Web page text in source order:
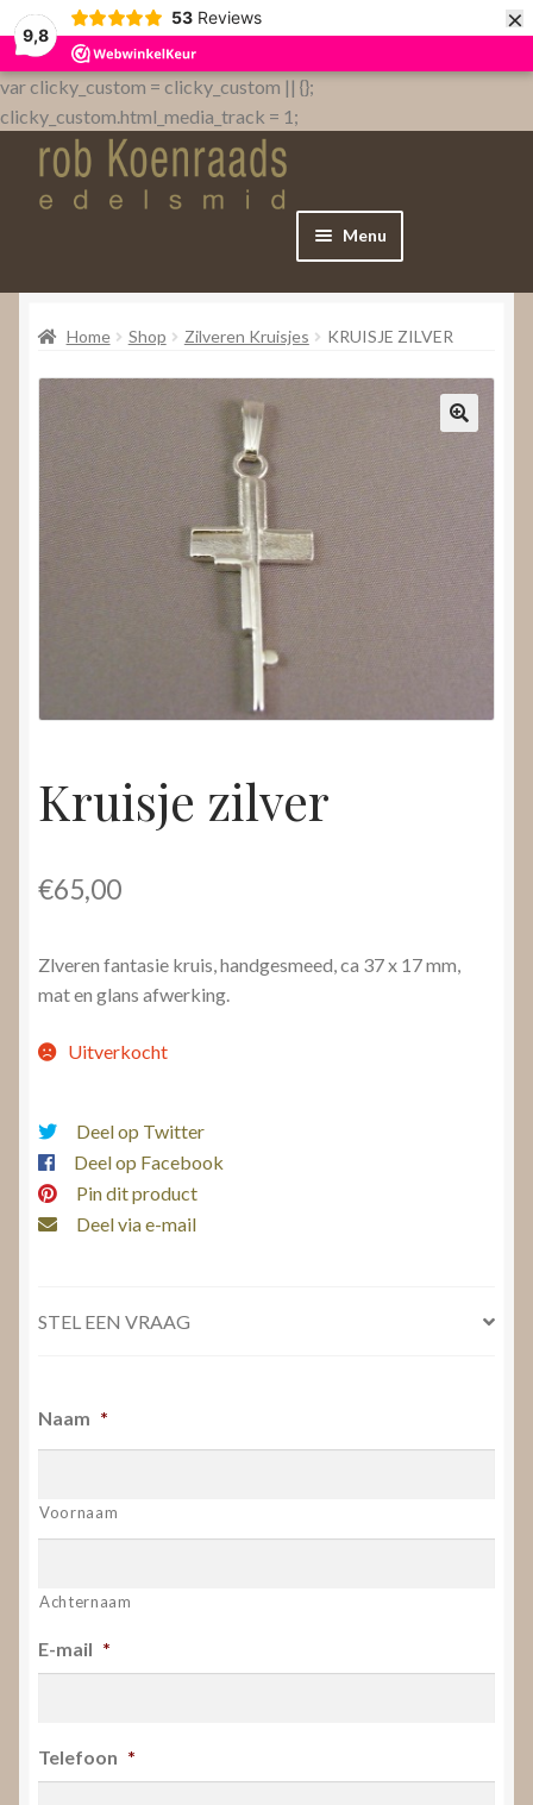
9,8
53 Reviews ×
var clicky_custom = clicky_custom || {};
clicky_custom.html_media_track = 1;
Menu
Home
Over
Contact
Nieuws
Submenu
uitvouwen
Home Shop Zilveren Kruisjes KRUISJE ZILVER
Kruisje zilver
€65,00
Zlveren fantasie kruis, handgesmeed, ca 37 x 17 mm,
mat en glans afwerking.
Uitverkocht
Deel op Twitter
Deel op Facebook
Pin dit product
Deel via e-mail
STEL EEN VRAAG
Naam *
Voornaam
Achternaam
E-mail *
Telefoon *